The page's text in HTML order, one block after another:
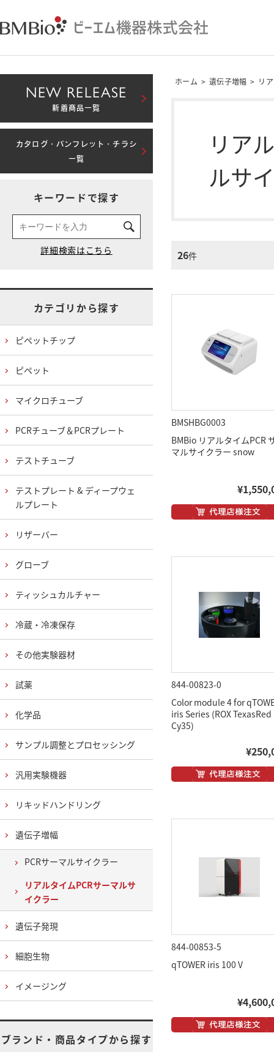
ホーム > 遺伝子増幅 > リ
リア
ルサ
26件
BMSHBG0003
BMBio リアルタイムPCR
マルサイクラー snow
844-00823-0
Color module 4 for
iris Series (ROX TexasRed
Cy35)
844-00853-5
qTOWER iris 100 V
NEW RELEASE
新着商品一覧
カタログ・パンフレット・チラシ
一覧
キーワードで探す
カテゴリから探す
ピペットチップ
ピペット
マイクロチューブ
PCRチューブ＆PCRプレート
テストチューブ
テストプレート & ディープウェ
ルプレート
リザーバー
グローブ
ティッシュカルチャー
冷蔵・冷凍保存
その他実験器材
試薬
化学品
サンプル調整とプロセッシング
汎用実験機器
リキッドハンドリング
遺伝子増幅
PCRサーマルサイクラー
リアルタイムPCRサーマルサ
イクラー
遺伝子発現
細胞生物
イメージング
ブランド・商品タイプから探す